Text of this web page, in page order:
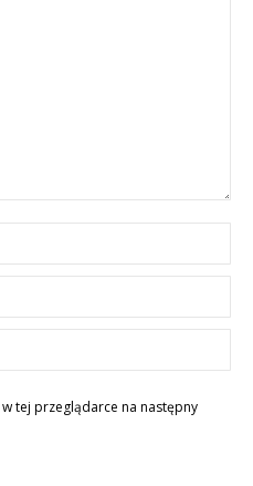
tej przeglądarce na następny